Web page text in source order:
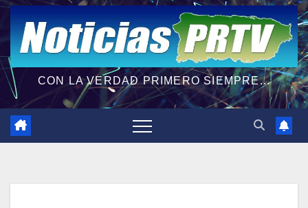
CON LA VERDAD PRIMERO SIEMPRE...